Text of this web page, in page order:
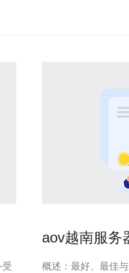
aov越南服务
概述：最好、最佳